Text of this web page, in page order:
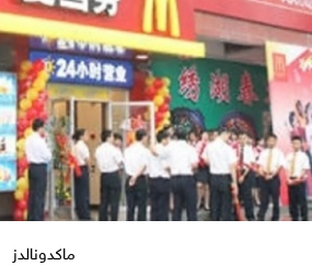
ماكدونالدز